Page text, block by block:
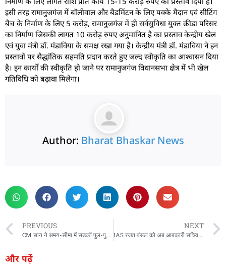
इसी तरह रामानुजगंज में बॉलीवाल और बैडमिंटन के लिए पक्के मैदान एवं सीटिंग
बैच के निर्माण के लिए 5 करोड़, रामानुजगंज में ही सर्वसुविधा युक्त क्रीडा परिसर
का निर्माण जिसकी लागत 10 करोड़ रुपए अनुमानित है का प्रस्ताव केन्द्रीय खेल
एवं युवा मंत्री डॉ. मंडाविया के समक्ष रखा गया है। केन्द्रीय मंत्री डॉ. मंडाविया ने इन
प्रस्तावों पर सैद्धांतिक सहमति प्रदान करते हुए जल्द स्वीकृति का आश्वासन दिया
है। इन कार्यों की स्वीकृति हो जाने पर रामानुजगंज विधानसभा क्षेत्र में भी खेल
गतिविधि को बढ़ावा मिलेगा।
Author: Bharat Bhaskar News
PREVIOUS
CM साय ने समय-सीमा में सड़कों पुल-पुलियों और भवनों के निर्माणकार्य पूर्ण करने के दिए निर्देश
NEXT
IAS रजत बंसल को अब आबकारी सचिव का भी अतिरिक्त प्रभार
और पढ़ें